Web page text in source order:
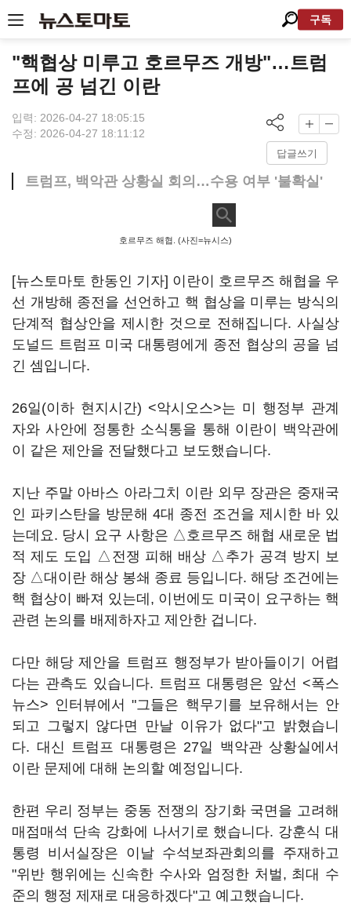
구독
"핵협상 미루고 호르무즈 개방"…트럼
프에 공 넘긴 이란
입력: 2026-04-27 18:05:15
수정: 2026-04-27 18:11:12
답글쓰기
트럼프, 백악관 상황실 회의…수용 여부 '불확실'
호르무즈 해협. (사진=뉴시스)
[뉴스토마토 한동인 기자] 이란이 호르무즈 해협을 우
선 개방해 종전을 선언하고 핵 협상을 미루는 방식의
단계적 협상안을 제시한 것으로 전해집니다. 사실상
도널드 트럼프 미국 대통령에게 종전 협상의 공을 넘
긴 셈입니다.
26일(이하 현지시간) <악시오스>는 미 행정부 관계
자와 사안에 정통한 소식통을 통해 이란이 백악관에
이 같은 제안을 전달했다고 보도했습니다.
지난 주말 아바스 아라그치 이란 외무 장관은 중재국
인 파키스탄을 방문해 4대 종전 조건을 제시한 바 있
는데요. 당시 요구 사항은 △호르무즈 해협 새로운 법
적 제도 도입 △전쟁 피해 배상 △추가 공격 방지 보
장 △대이란 해상 봉쇄 종료 등입니다. 해당 조건에는
핵 협상이 빠져 있는데, 이번에도 미국이 요구하는 핵
관련 논의를 배제하자고 제안한 겁니다.
다만 해당 제안을 트럼프 행정부가 받아들이기 어렵
다는 관측도 있습니다. 트럼프 대통령은 앞선 <폭스
뉴스> 인터뷰에서 "그들은 핵무기를 보유해서는 안
되고 그렇지 않다면 만날 이유가 없다"고 밝혔습니
다. 대신 트럼프 대통령은 27일 백악관 상황실에서
이란 문제에 대해 논의할 예정입니다.
한편 우리 정부는 중동 전쟁의 장기화 국면을 고려해
매점매석 단속 강화에 나서기로 했습니다. 강훈식 대
통령 비서실장은 이날 수석보좌관회의를 주재하고
"위반 행위에는 신속한 수사와 엄정한 처벌, 최대 수
준의 행정 제재로 대응하겠다"고 예고했습니다.